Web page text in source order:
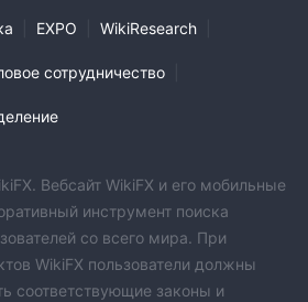
EXPO WikiResearch
сотрудничество
Вебсайт WikiFX и его мобильные
инструмент поиска
со всего мира. При
WikiFX пользователи должны
соответствующие законы и